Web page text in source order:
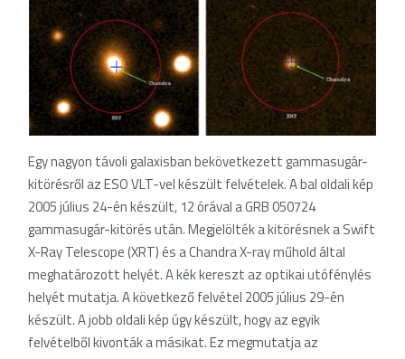
Egy nagyon távoli galaxisban bekövetkezett gammasugár-
kitörésről az ESO VLT-vel készült felvételek. A bal oldali kép
2005 július 24-én készült, 12 órával a GRB 050724
gammasugár-kitörés után. Megjelölték a kitörésnek a Swift
X-Ray Telescope (XRT) és a Chandra X-ray műhold által
meghatározott helyét. A kék kereszt az optikai utófénylés
helyét mutatja. A következő felvétel 2005 július 29-én
készült. A jobb oldali kép úgy készült, hogy az egyik
felvételből kivonták a másikat. Ez megmutatja az